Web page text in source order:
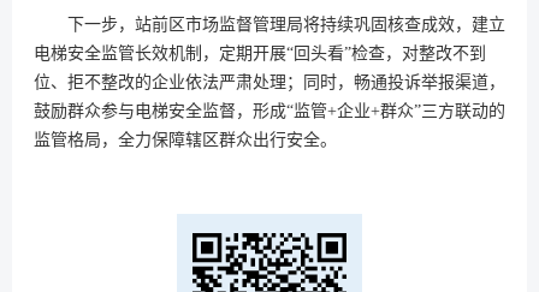
下一步，站前区市场监督管理局将持续巩固核查成效，建立
电梯安全监管长效机制，定期开展“回头看”检查，对整改不到
位、拒不整改的企业依法严肃处理；同时，畅通投诉举报渠道，
鼓励群众参与电梯安全监督，形成“监管+企业+群众”三方联动的
监管格局，全力保障辖区群众出行安全。